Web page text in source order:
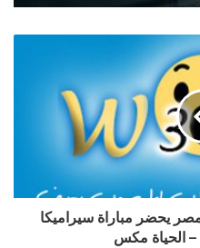
يحضر مباراة سيراميكا
– الحياة مكس